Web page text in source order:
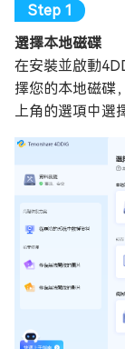
選擇本地磁碟
在安裝並啟動
擇您的本地磁碟
上角的選項中選